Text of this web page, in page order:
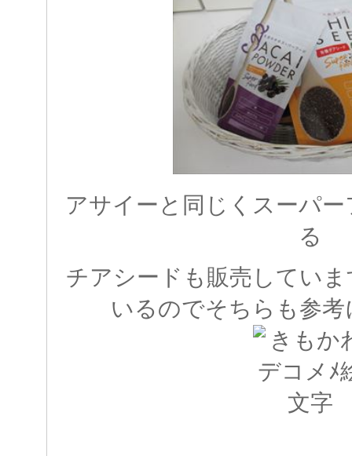
アサイーと同じくスーパ
る
チアシードも販売してい
いるのでそちらも参